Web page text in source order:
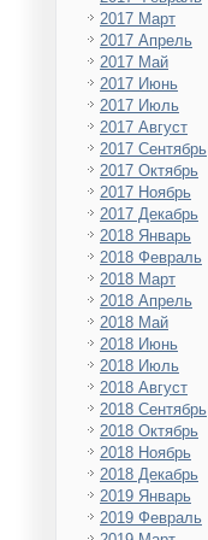
2017 Март
2017 Апрель
2017 Май
2017 Июнь
2017 Июль
2017 Август
2017 Сентябрь
2017 Октябрь
2017 Ноябрь
2017 Декабрь
2018 Январь
2018 Февраль
2018 Март
2018 Апрель
2018 Май
2018 Июнь
2018 Июль
2018 Август
2018 Сентябрь
2018 Октябрь
2018 Ноябрь
2018 Декабрь
2019 Январь
2019 Февраль